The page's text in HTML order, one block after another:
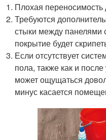
Плохая переносимость
Требуются
стыки между панелями
покрытие будет
Если отсутствует
пола, также как и
может ощущаться
минус касается